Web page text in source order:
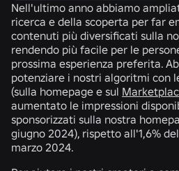
Nell'ultimo anno abbiamo
ricerca e della scoperta per far
contenuti più diversificati sulla
rendendo più facile per le
prossima esperienza preferita.
potenziare i nostri algoritmi con
(sulla homepage e sul
aumentato le impressioni
sponsorizzati sulla nostra
giugno 2024), rispetto all'1,6%
marzo 2024.